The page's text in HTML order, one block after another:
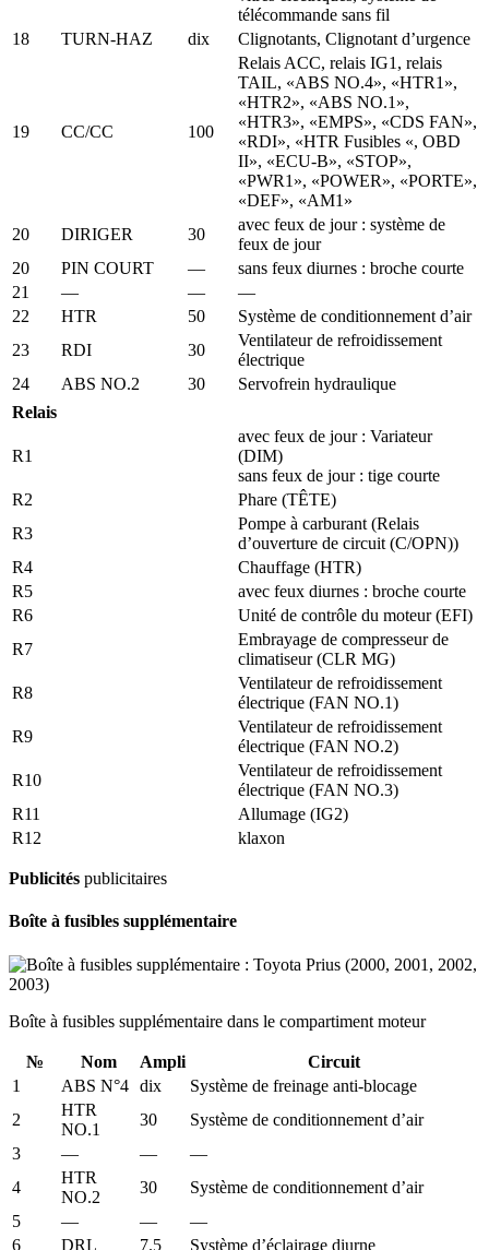
télécommande sans fil
18
TURN-HAZ dix Clignotants, Clignotant d’urgence
19 CC/CC 100
Relais ACC, relais IG1, relais
TAIL, «ABS NO.4», «HTR1»,
«HTR2», «ABS NO.1»,
«HTR3», «EMPS», «CDS FAN»,
«RDI», «HTR Fusibles «, OBD
II», «ECU-B», «STOP»,
«PWR1», «POWER», «PORTE»,
«DEF», «AM1»
20
DIRIGER 30
avec feux de jour : système de
feux de jour
20
PIN COURT —
sans feux diurnes : broche courte
21
— —
—
22
HTR 50
Système de conditionnement d’air
23
RDI 30
Ventilateur de refroidissement
électrique
24
ABS NO.2 30
Servofrein hydraulique
Relais
R1
avec feux de jour : Variateur
(DIM)
sans feux de jour : tige courte
R2
Phare (TÊTE)
R3
Pompe à carburant (Relais
d’ouverture de circuit (C/OPN))
R4
Chauffage (HTR)
R5
avec feux diurnes : broche courte
R6
Unité de contrôle du moteur (EFI)
R7
Embrayage de compresseur de
climatiseur (CLR MG)
R8
Ventilateur de refroidissement
électrique (FAN NO.1)
R9
Ventilateur de refroidissement
électrique (FAN NO.2)
R10
Ventilateur de refroidissement
électrique (FAN NO.3)
R11
Allumage (IG2)
R12
klaxon
Publicités publicitaires
Boîte à fusibles supplémentaire
Boîte à fusibles supplémentaire dans le compartiment moteur
№ Nom Ampli
Circuit
1
ABS N°4 dix
Système de freinage anti-blocage
2
HTR
NO.1
30
Système de conditionnement d’air
3
— —
—
4
HTR
NO.2
30
Système de conditionnement d’air
5
— —
—
6
DRL 7.5
Système d’éclairage diurne